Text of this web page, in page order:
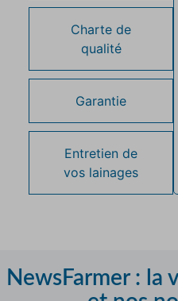
Charte de
qualité
Garantie
Entretien de
vos lainages
NewsFarmer : la